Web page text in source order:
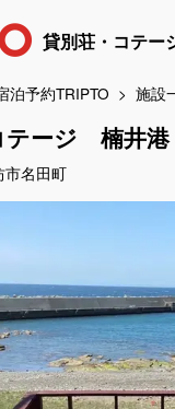
貸別荘・コテー
泊予約TRIPTO 施設
テージ 楠井港
市名田町